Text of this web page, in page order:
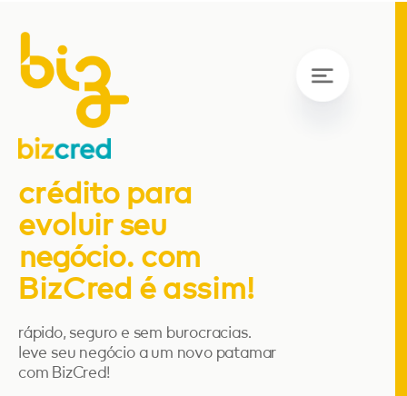
crédito para
evoluir seu
negócio. com
BizCred é assim!
rápido, seguro e sem burocracias.
leve seu negócio a um novo patamar
com BizCred!